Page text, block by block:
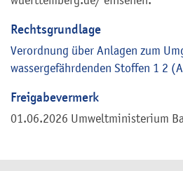
Rechtsgrundlage
Verordnung über Anlagen zum
wassergefährdenden Stoffen 1 2
Freigabevermerk
01.06.2026 Umweltministerium